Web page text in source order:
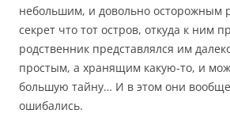
небольшим, и довольно осторожным
секрет что тот остров, откуда к ним
родственник представлялся им
простым, а хранящим какую-то, и
большую тайну… И в этом они
ошибались.